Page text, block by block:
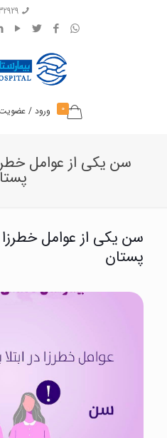
0 ورود /
سن یکی از عوامل
سن یکی از عوامل خطرزا
پستان